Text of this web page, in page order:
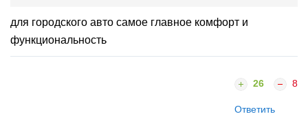
для городского авто самое главное комфорт и
функциональность
26 8
Ответить